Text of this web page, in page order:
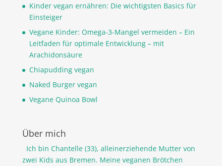
Kinder vegan ernähren: Die wichtigsten Basics für
Einsteiger
Vegane Kinder: Omega-3-Mangel vermeiden – Ein
Leitfaden für optimale Entwicklung – mit
Arachidonsäure
Chiapudding vegan
Naked Burger vegan
Vegane Quinoa Bowl
Über mich
Ich bin Chantelle (33), alleinerziehende Mutter von
zwei Kids aus Bremen. Meine veganen Brötchen